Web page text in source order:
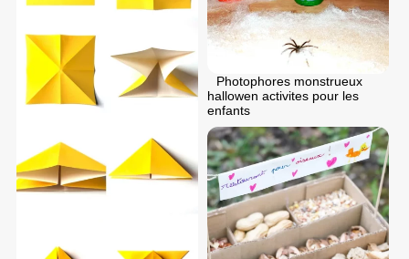
Photophores monstrueux
hallowen activites pour les
enfants